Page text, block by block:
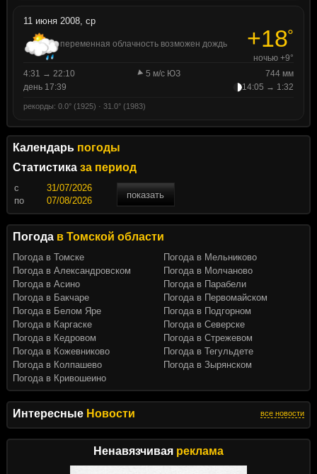
Интересные Новости все новости
Ненавязчивая реклама
11 июня 2008, ср
переменная облачность возможен дождь +18°
ночью +9°
4:31 → 22:10
5 м/с ЮЗ
744 мм
день 17:39
14:05 → 1:32
рекорды: 0.0° (1925) · 31.0° (1983)
Календарь погоды
Статистика за период
c
показать
по
Погода в Томской области
Погода в Томске
Погода в Александровском
Погода в Асино
Погода в Бакчаре
Погода в Белом Яре
Погода в Каргаске
Погода в Кедровом
Погода в Кожевниково
Погода в Колпашево
Погода в Кривошеино
Погода в Мельниково
Погода в Молчаново
Погода в Парабели
Погода в Первомайском
Погода в Подгорном
Погода в Северске
Погода в Стрежевом
Погода в Тегульдете
Погода в Зырянском